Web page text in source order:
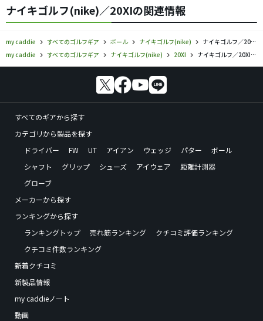
ナイキゴルフ(nike)／20XIの関連情報
my caddie すべてのゴルフギア ボール ナイキゴルフ(nike)
ナイキゴルフ／20XI／ボールの口コミ評価
my caddie
すべてのゴルフギア ナイキゴルフ(nike) 20XI ナイキゴルフ／20XI／ボールの口コミ評価
すべてのギアから探す
カテゴリから製品を探す
ドライバー
FW UT アイアン ウェッジ パター
ボール
シャフト
グリップ シューズ アイウェア
距離計測器
グローブ
メーカーから探す
ランキングから探す
ランキングトップ
売れ筋ランキング
クチコミ評価ランキング
クチコミ件数ランキング
新着クチコミ
新製品情報
my caddieノート
動画